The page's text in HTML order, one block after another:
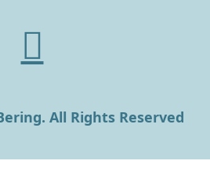
All Rights Reserved